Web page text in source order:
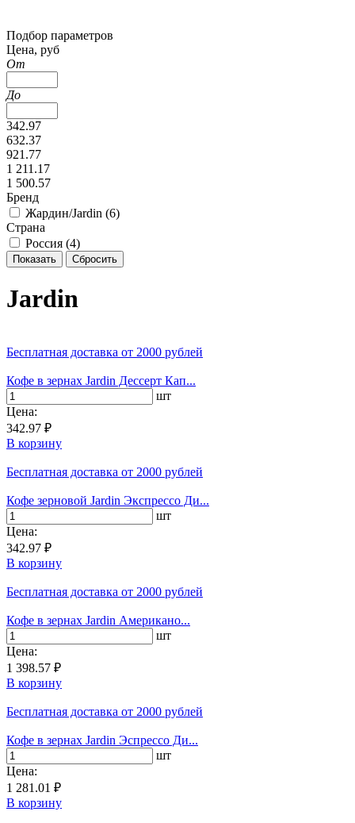
Подбор параметров
Цена, руб
От
До
342.97
632.37
921.77
1 211.17
1 500.57
Бренд
Жардин/Jardin (6)
Страна
Россия (4)
Jardin
Бесплатная доставка от 2000 рублей
Кофе в зернах Jardin Дессерт Кап...
шт
Цена:
342.97 ₽
В корзину
Бесплатная доставка от 2000 рублей
Кофе зерновой Jardin Экспрессо Ди...
шт
Цена:
342.97 ₽
В корзину
Бесплатная доставка от 2000 рублей
Кофе в зернах Jardin Американо...
шт
Цена:
1 398.57 ₽
В корзину
Бесплатная доставка от 2000 рублей
Кофе в зернах Jardin Эспрессо Ди...
шт
Цена:
1 281.01 ₽
В корзину